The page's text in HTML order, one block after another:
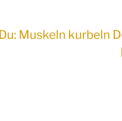
Muskeln kurbeln